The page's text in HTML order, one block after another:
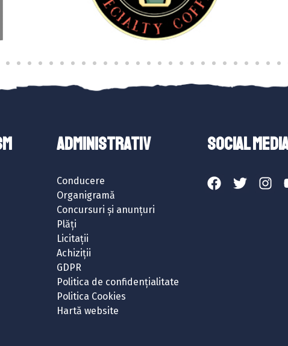
ADMINISTRATIV
Conducere
Organigramă
Concursuri și anunțuri
Plăți
Licitații
Achiziții
GDPR
Politica de confidențialitate
Politica Cookies
Hartă website
SOCIAL